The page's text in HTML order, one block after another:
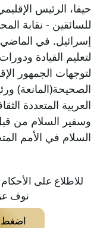
حيفا، الرئيس
للسائقين - نقابة
إسرائيل. في
لتعليم القيادة
لتوجهات الجمهور
الصحيحة(المانعة)
العربية المتعددة
وسفير السلام من
السلام في الأمم
للاطلاع على الأحكام
نوف
اضغط